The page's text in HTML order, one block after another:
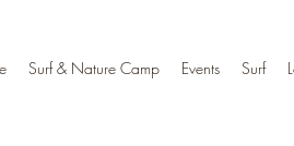
Surf & Nature Camp Events Surf